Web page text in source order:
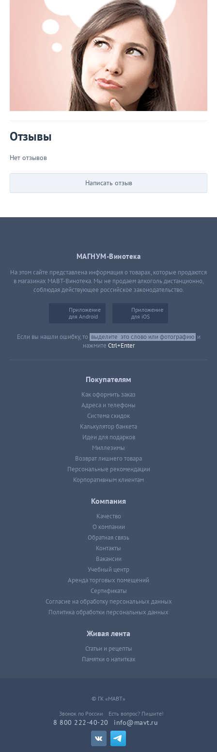
Отзывы
Нет отзывов
Написать отзыв
МАГНУМ-Винотека
На этом сайте представлена информация о товарах, которые продаются
в магазинах МАВТ-Винотека. Мы не продаем алкоголь дистанционно,
соблюдая действующее российское законодательство.
Приложение
для Android
Приложение
для iOS
Если вы нашли ошибку, то выделите это слово или фотографию и
нажмите Ctrl+Enter
Покупателям
Как оформить заказ
Адреса и телефоны
Система скидок
Калькулятор банкета
Идеи для подарков
Миллезимы
Возврат лишнего товара
Персональные рекомендации
Корпоративным клиентам
Компания
Качество
О компании
Обратная связь
Контакты
Вакансии
Учебный центр
Аренда торговых помещений
Сертификаты
Согласие на обработку персональных данных
Политика обработки персональных данных
Живая лента
Статьи и рецепты
Памятки о напитках
© ГК «МАВТ»
Звонок по России
8 800 222-40-20
Есть вопрос? Пишите!
info@mavt.ru